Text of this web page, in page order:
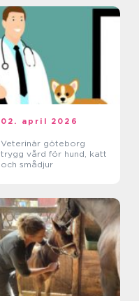
02. april 2026
Veterinär göteborg
trygg vård för hund, katt
och smådjur